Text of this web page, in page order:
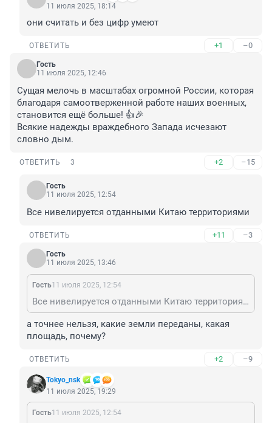
11 июля 2025, 18:14
они считать и без цифр умеют
ОТВЕТИТЬ +1 –0
Гость
11 июля 2025, 12:46
Сущая мелочь в масштабах огромной России, которая
благодаря самоотверженной работе наших военных,
становится ещё больше! 👍🎉
Всякие надежды враждебного Запада исчезают
словно дым.
ОТВЕТИТЬ 3 +2 –15
Гость
11 июля 2025, 12:54
Все нивелируется отданными Китаю территориями
ОТВЕТИТЬ +11 –3
Гость
11 июля 2025, 13:46
Гость11 июля 2025, 12:54
Все нивелируется отданными Китаю территориями
а точнее нельзя, какие земли переданы, какая
площадь, почему?
ОТВЕТИТЬ +2 –9
Tokyo_nsk
11 июля 2025, 19:29
Гость11 июля 2025, 12:54